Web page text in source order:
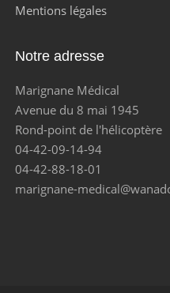
Mentions légales
Notre adresse
Marignane Médical
Avenue du 8 mai 1945
Rond-point de l'hélicoptère
04-42-09-14-94
04-42-88-18-01
marignane-